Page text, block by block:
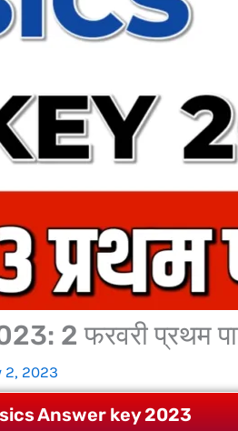
2 फरवरी प्रथम
2, 2023
Answer key 2023